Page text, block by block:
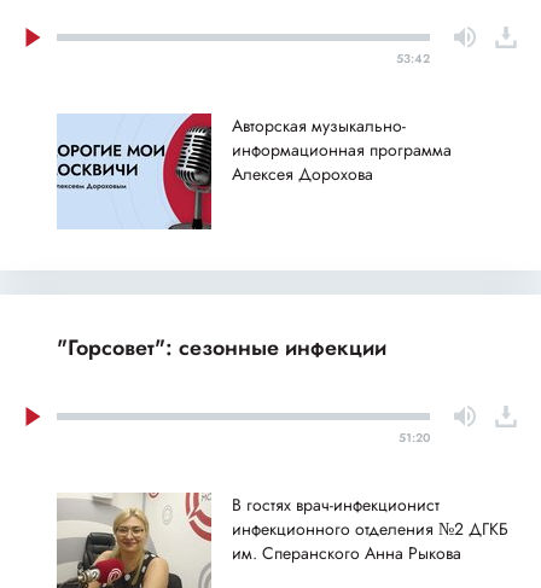
53:42
Авторская музыкально-
информационная программа
Алексея Дорохова
"Горсовет": сезонные инфекции
51:20
В гостях врач-инфекционист
инфекционного отделения №2 ДГКБ
им. Сперанского Анна Рыкова